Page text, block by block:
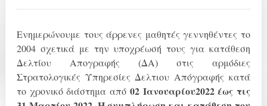
Ενημερώνουμε τους άρρενες μαθητές γεννηθέντες το
2004 σχετικά με την υποχρέωσή τους για κατάθεση
Δελτίου Απογραφής (ΔΑ) στις αρμόδιες
Στρατολογικές Υπηρεσίες Δελτιου Απόγραφής κατά
το χρονικό διάστημα από 02 Ιανουαρίου2022 έως τις